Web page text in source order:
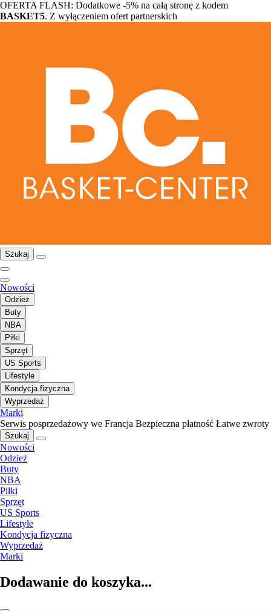
OFERTA FLASH: Dodatkowe -5% na całą stronę z kodem
BASKET5. Z wyłączeniem ofert partnerskich
Szukaj
Nowości
Odzież
Buty
NBA
Piłki
Sprzęt
US Sports
Lifestyle
Kondycja fizyczna
Wyprzedaż
Marki
Serwis posprzedażowy we Francja Bezpieczna płatność Łatwe zwroty
Szukaj
Nowości
Odzież
Buty
NBA
Piłki
Sprzęt
US Sports
Lifestyle
Kondycja fizyczna
Wyprzedaż
Marki
Dodawanie do koszyka...